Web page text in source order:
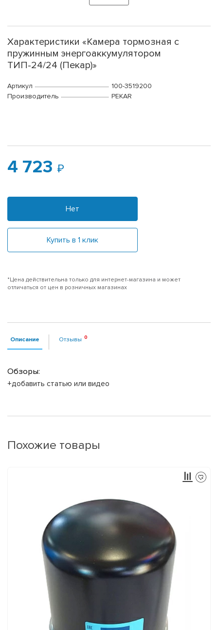
Характеристики «Камера тормозная с
пружинным энергоаккумулятором
ТИП-24/24 (Пекар)»
Артикул
100-3519200
Производитель
PEKAR
4 723
Нет
Купить в 1 клик
*Цена действительна только для интернет-магазина и может
отличаться от цен в розничных магазинах
Описание Отзывы
Обзоры:
+добавить статью или видео
Похожие товары